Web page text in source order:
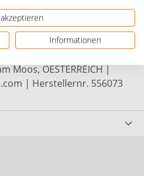
Lamellenabstand: 15 mm,
zur Lärmdämmung,
Raumklima
Moos, OESTERREICH |
| Herstellernr. 556073
Informationen